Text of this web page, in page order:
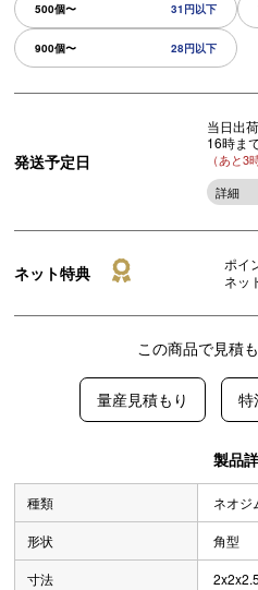
500個〜 31円以下
900個〜 28円以下
発送予定日
当日出
16時ま
（あと3
詳細
ネット特典 ポイ
ネッ
この商品で見積
量産見積もり 特
製品
種類 ネオジ
形状 角型
寸法 2x2x2.5